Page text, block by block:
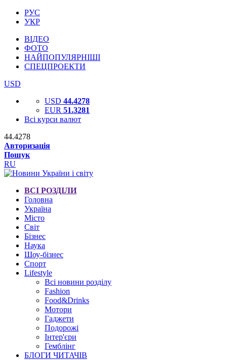
РУС
УКР
ВІДЕО
ФОТО
НАЙПОПУЛЯРНІШІ
СПЕЦПРОЕКТИ
USD
USD 44.4278
EUR 51.3281
Всі курси валют
44.4278
Авторизація
Пошук
RU
ВСІ РОЗДІЛИ
Головна
Україна
Місто
Світ
Бізнес
Наука
Шоу-бізнес
Спорт
Lifestyle
Всі новини розділу
Fashion
Food&Drinks
Мотори
Гаджети
Подорожі
Інтер'єри
Гемблінг
БЛОГИ ЧИТАЧІВ